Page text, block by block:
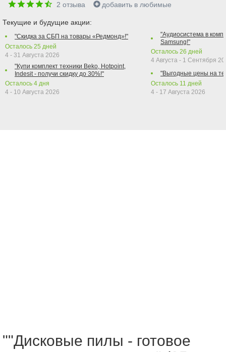
2 отзыва добавить в любимые
Текущие и будущие акции:
"Скидка за СБП на товары «Редмонд»!"
Осталось 25 дней
4 - 31 Августа 2026
"Купи комплект техники Beko, Hotpoint,
Indesit - получи скидку до 30%!"
Осталось 4 дня
4 - 10 Августа 2026
"Аудиосистема в
Samsung!"
Осталось 26 дней
4 Августа - 1 Сентября
"Выгодные цены на
Осталось 11 дней
4 - 17 Августа 2026
""Дисковые пилы - готовое